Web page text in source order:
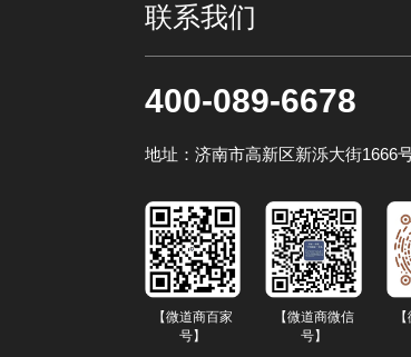
联系我们
400-089-6678
地址：济南市高新区新泺大街1666
【微道商百家
号】
【微道商微信
号】